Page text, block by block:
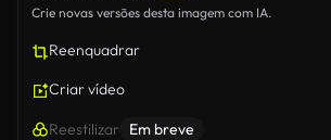
Crie novas versões desta imagem com IA.
Reenquadrar
Criar vídeo
Reestilizar Em breve